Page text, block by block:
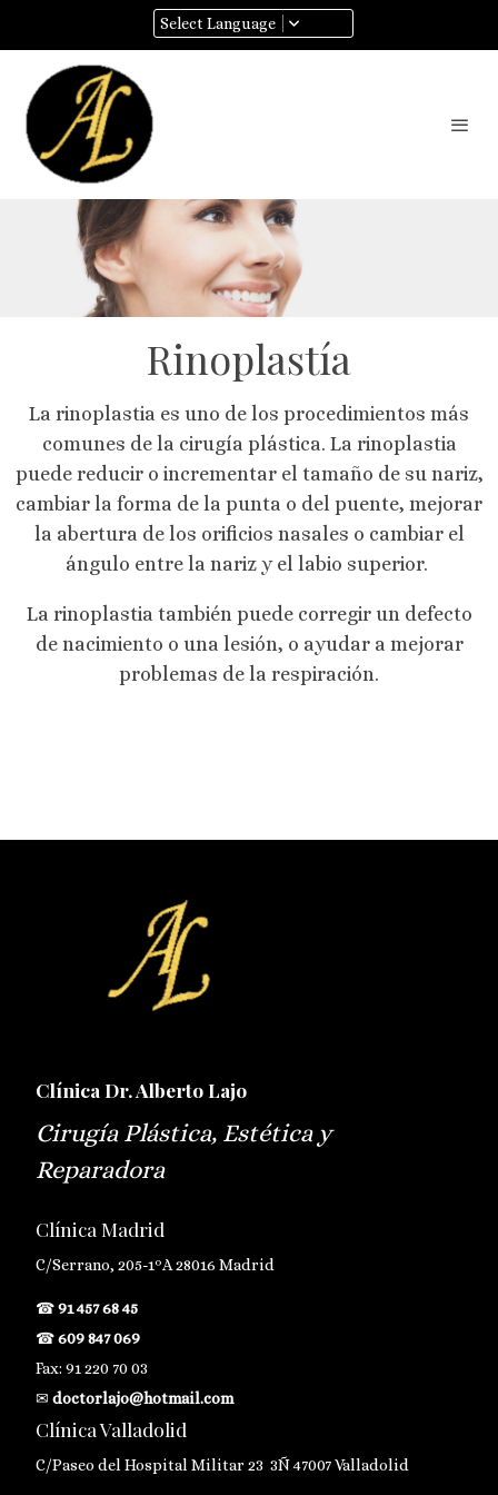
Select Language
Rinoplastía
La rinoplastia es uno de los procedimientos más
comunes de la cirugía plástica. La rinoplastia
puede reducir o incrementar el tamaño de su nariz,
cambiar la forma de la punta o del puente, mejorar
la abertura de los orificios nasales o cambiar el
ángulo entre la nariz y el labio superior.
La rinoplastia también puede corregir un defecto
de nacimiento o una lesión, o ayudar a mejorar
problemas de la respiración.
Clínica Dr. Alberto Lajo
Cirugía Plástica, Estética y
Reparadora
Clínica Madrid
C/Serrano, 205-1ºA 28016 Madrid
☎91 457 68 45
☎609 847 069
Fax: 91 220 70 03
✉ doctorlajo@hotmail.com
Clínica Valladolid
C/Paseo del Hospital Militar 23 3Ñ 47007 Valladolid